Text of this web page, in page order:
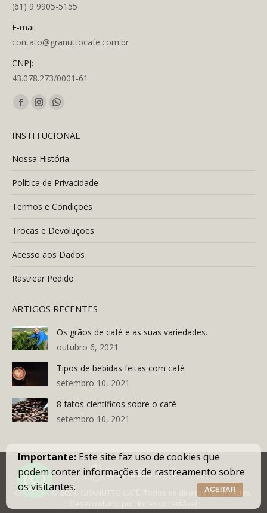
(61) 9 9905-5155
E-mai:
contato@granuttocafe.com.br
CNPJ:
43.078.273/0001-61
Encontre-nos em:
Facebook
opens
in
window
Instagram
opens
in
window
Whatsapp
opens
in
window
INSTITUCIONAL
Nossa História
Política de Privacidade
Termos e Condições
Trocas e Devoluções
Acesso aos Dados
Rastrear Pedido
ARTIGOS RECENTES
Os grãos de café e as suas variedades.
outubro 6, 2021
Tipos de bebidas feitas com café
setembro 10, 2021
8 fatos científicos sobre o café
setembro 10, 2021
Copyright © 2021. GRANUTTO CAFÉ. Todos os direitos reservados.
Importante: Este site faz uso de cookies que
podem conter informações de rastreamento sobre
os visitantes.
ACEITAR